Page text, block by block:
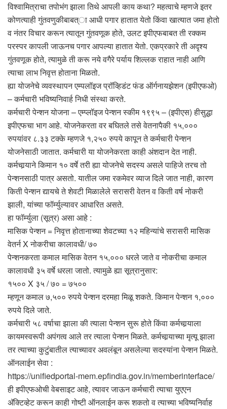
विश्वामित्राचा तपोभंग झाला तिथे आपली काय कथा? महत्वाचे म्हणजे इतर
कोणत्याही गुंतवणुकीबाबत्ा आधी पगार हातात येतो किंवा खात्यात जमा होतो
व नंतर विचार करून त्यातून गुंतवणूक होते, उलट इपीएफबाबत ती रक्कम
परस्पर कापली जाऊनच पगार आपल्या हातात येतो. एकप्रकारे ती अदृश्य
गुंतवणूक होते, त्यामुळे ती करू नये वगैरे पर्याय शिल्लक राहात नाही आणि
त्याचा लाभ निवृत्त होताना मिळतो.
ह्या योजनेचे व्यवस्थापन एम्पलॉइज प्रॉव्हिडंट फंड ऑर्गनायझेशन (इपीएफओ)
– कर्मचारी भविष्यनिवार्ह निधी संस्था करते.
कर्मचारी पेन्शन योजना – एम्प्लॉइज पेन्शन स्कीम १९९५ – (इपीएस) हीसुद्धा
इपीएफचा भाग आहे. योजनेकरता वर बघितले तसे वेतनापैकी १५,०००
रुपयांवर ८.३३ टक्के म्हणजे १,२५० रुपये कापून ते कर्मचारी पेन्शन
योजनेसाठी जातात. कर्मचारी या योजनेकरता काही अंशदान देत नाही.
कर्मचार्‍याने किमान १० वर्षे तरी ह्या योजनेचे सदस्य असले पाहिजे तरच तो
पेन्शनसाठी पात्र असतो. यातील जमा रकमेवर व्याज दिले जात नाही, कारण
किती पेन्शन द्यायचे ते शेवटी मिळालेले सरासरी वेतन व किती वर्ष नोकरी
झाली, यांच्या फॉर्म्युल्यावर आधारित असते.
हा फॉर्म्युला (सूत्र) असा आहे :
मासिक पेन्शन = निवृत्त होतानाच्या शेवटच्या १२ महिन्यांचे सरासरी मासिक
वेतर्न X नोकरीचा कालावधी/ ७०
पेन्शनकरता कमाल मासिक वेतन १५,००० धरले जाते व नोकरीचा कमाल
कालावधी ३५ वर्षे धरला जातो. त्यामुळे ह्या सूत्रानुसार:
१५०० X ३५ / ७० = ७५००
म्हणून कमाल ७,५०० रुपये पेन्शन दरमहा मिळू शकते. किमान पेन्शन १,०००
रुपये दिले जाते.
कर्मचारी ५८ वर्षाचा झाला की त्याला पेन्शन सुरू होते किंवा कर्मचार्‍याला
कायमस्वरूपी अपंगत्व आले तर त्याला पेन्शन मिळते. कर्मचार्‍याच्या मृत्यू झाला
तर त्याच्या कुटुंबातील त्याच्यावर अवलंबून असलेल्या सदस्यांना पेन्शन मिळते.
ऑनलाईन सेवा :
https://unifiedportal-mem.epfindia.gov.in/memberinterface/
ही इपीएफओची वेबसाइट आहे, त्यावर जाऊन कर्मचारी त्याचा युएएन
अ‍ॅक्टिव्हेट करून काही गोष्टी ऑनलाईन करू शकतो व त्याच्या भविष्यनिर्वाह